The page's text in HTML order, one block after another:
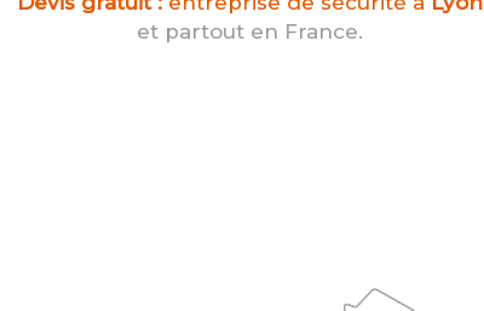
et partout en France.